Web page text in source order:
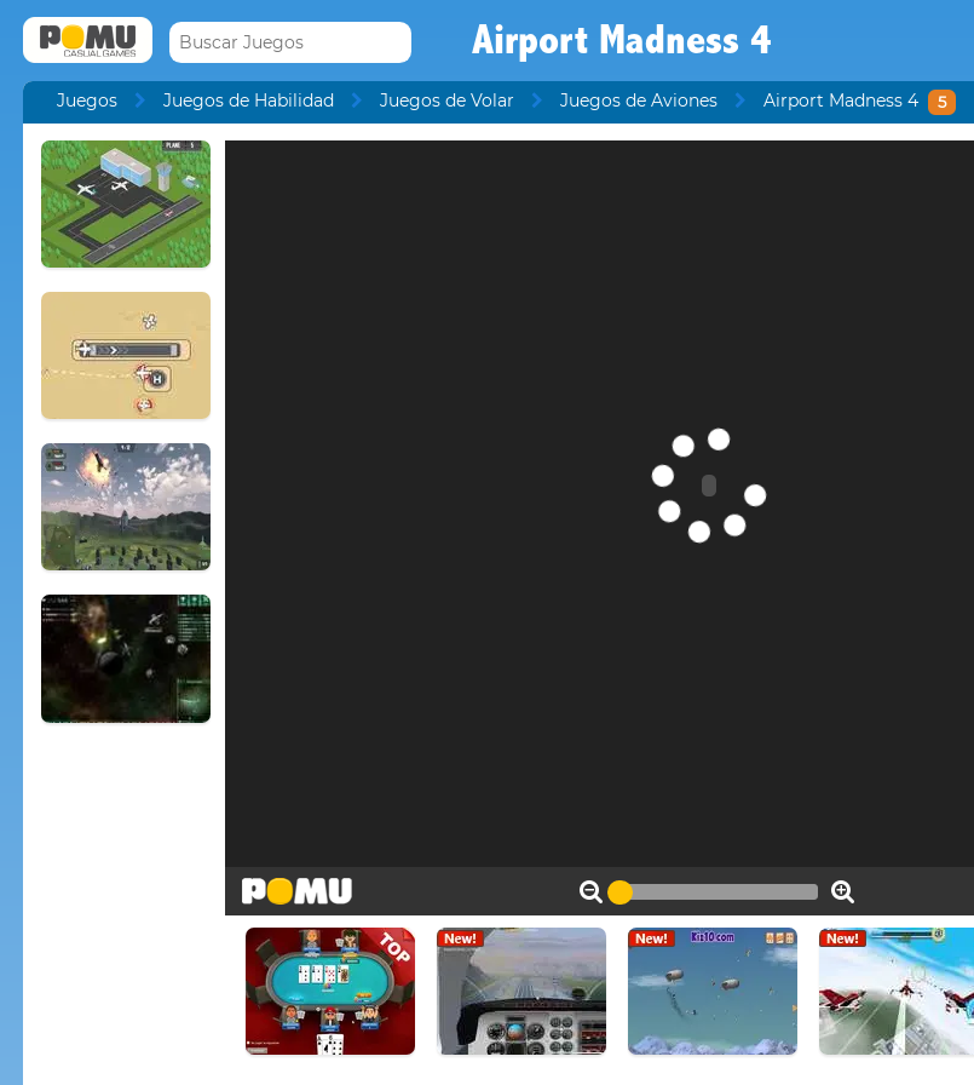
Airport Madness 4
Juegos Juegos de Habilidad Juegos de Volar Juegos de Aviones Airport Madness 4 5